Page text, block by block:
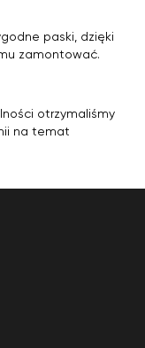
paski, dzięki
zamontować.
otrzymaliśmy
na temat